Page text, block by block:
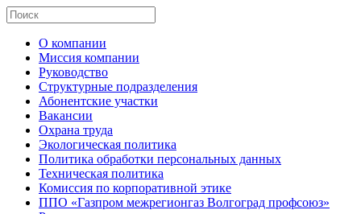
О компании
Миссия компании
Руководство
Структурные подразделения
Абонентские участки
Вакансии
Охрана труда
Экологическая политика
Политика обработки персональных данных
Техническая политика
Комиссия по корпоративной этике
ППО «Газпром межрегионгаз Волгоград профсоюз»